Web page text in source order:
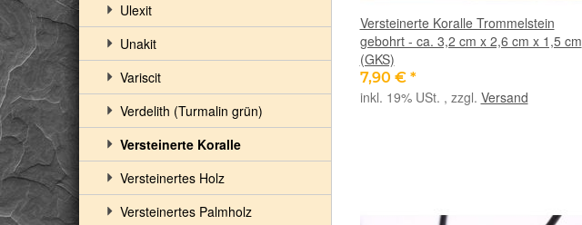
Versteinerte Koralle Trommelstein
gebohrt - ca. 3,2 cm x 2,6 cm x 1,5 cm
(GKS)
7,90 € *
inkl. 19% USt. , zzgl. Versand
Ulexit
Unakit
Variscit
Verdelith (Turmalin grün)
Versteinerte Koralle
Versteinertes Holz
Versteinertes Palmholz